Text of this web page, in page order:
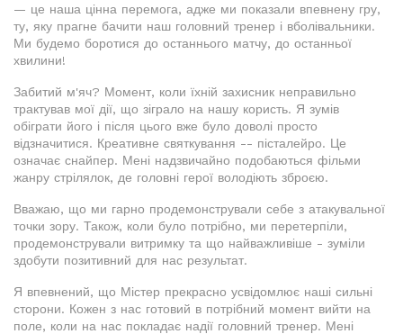
— це наша цінна перемога, адже ми показали впевнену гру,
ту, яку прагне бачити наш головний тренер і вболівальники.
Ми будемо боротися до останнього матчу, до останньої
хвилини!
Забитий м'яч? Момент, коли їхній захисник неправильно
трактував мої дії, що зіграло на нашу користь. Я зумів
обіграти його і після цього вже було доволі просто
відзначитися. Креативне святкування -- пісталейро. Це
означає снайпер. Мені надзвичайно подобаються фільми
жанру стрілялок, де головні герої володіють зброєю.
Вважаю, що ми гарно продемонстрували себе з атакувальної
точки зору. Також, коли було потрібно, ми перетерпіли,
продемонстрували витримку та що найважливіше - зуміли
здобути позитивний для нас результат.
Я впевнений, що Містер прекрасно усвідомлює наші сильні
сторони. Кожен з нас готовий в потрібний момент вийти на
поле, коли на нас покладає надії головний тренер. Мені